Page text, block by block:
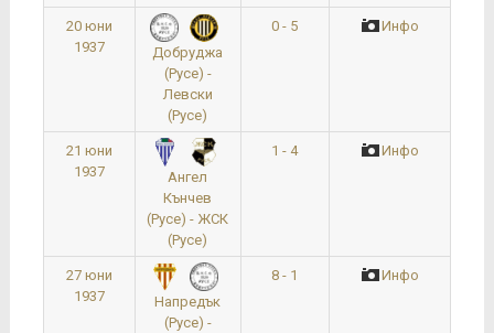
20 юни
1937
Добруджа
(Русе) -
Левски
(Русе)
0 - 5 Инфо
21 юни
1937
Ангел
Кънчев
(Русе) - ЖСК
(Русе)
1 - 4 Инфо
27 юни
1937
Напредък
(Русе) -
8 - 1 Инфо